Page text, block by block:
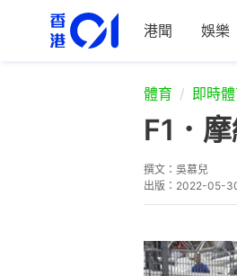
港聞 娛樂
體育 即時
F1．
撰文： 吳慕兒
出版： 2022-05-